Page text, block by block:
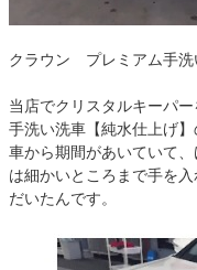
クラウン プレミアム手洗
当店でクリスタルキーパ
手洗い洗車【純水仕上げ
車から期間があいていて
は細かいところまで手を
だいたんです。